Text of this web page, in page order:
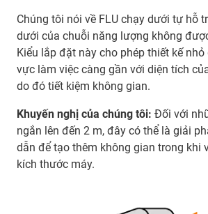
Chúng tôi nói về FLU chạy dưới tự hỗ
dưới của chuỗi năng lượng không
Kiểu lắp đặt này cho phép thiết kế
vực làm việc càng gần với diện tích
do đó tiết kiệm không gian.
Khuyến nghị của chúng tôi: Đối với
ngắn lên đến 2 m, đây có thể là giải
dẫn để tạo thêm không gian trong khi
kích thước máy.